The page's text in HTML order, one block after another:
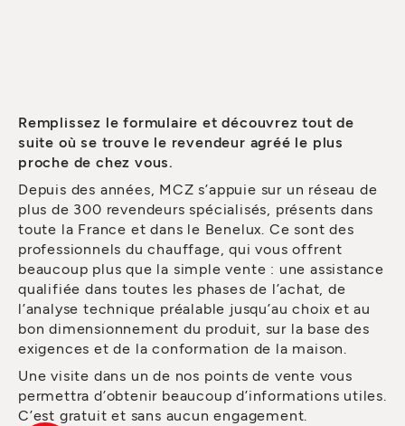
Remplissez le formulaire et découvrez tout de
suite où se trouve le revendeur agréé le plus
proche de chez vous.
Depuis des années, MCZ s’appuie sur un réseau de
plus de 300 revendeurs spécialisés, présents dans
toute la France et dans le Benelux. Ce sont des
professionnels du chauffage, qui vous offrent
beaucoup plus que la simple vente : une assistance
qualifiée dans toutes les phases de l’achat, de
l’analyse technique préalable jusqu’au choix et au
bon dimensionnement du produit, sur la base des
exigences et de la conformation de la maison.
Une visite dans un de nos points de vente vous
permettra d’obtenir beaucoup d’informations utiles.
C’est gratuit et sans aucun engagement.